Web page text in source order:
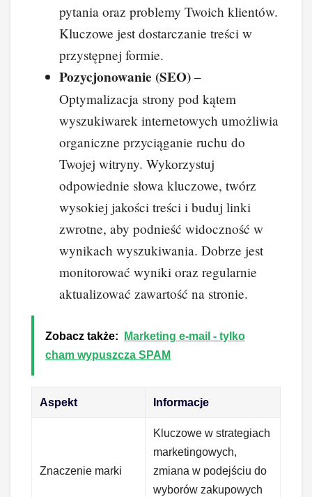
pytania oraz problemy Twoich klientów.
Kluczowe jest dostarczanie treści w
przystępnej formie.
Pozycjonowanie (SEO) –
Optymalizacja strony pod kątem
wyszukiwarek internetowych umożliwia
organiczne przyciąganie ruchu do
Twojej witryny. Wykorzystuj
odpowiednie słowa kluczowe, twórz
wysokiej jakości treści i buduj linki
zwrotne, aby podnieść widoczność w
wynikach wyszukiwania. Dobrze jest
monitorować wyniki oraz regularnie
aktualizować zawartość na stronie.
Zobacz także:
Marketing e-mail - tylko
cham wypuszcza SPAM
Aspekt Informacje
Znaczenie marki
Kluczowe w strategiach
marketingowych,
zmiana w podejściu do
wyborów zakupowych